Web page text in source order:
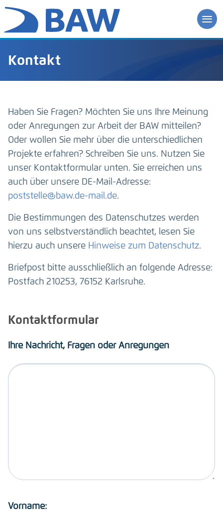
Kontakt
Haben Sie Fragen? Möchten Sie uns Ihre Meinung
oder Anregungen zur Arbeit der BAW mitteilen?
Oder wollen Sie mehr über die unterschiedlichen
Projekte erfahren? Schreiben Sie uns. Nutzen Sie
unser Kontaktformular unten. Sie erreichen uns
auch über unsere DE-Mail-Adresse:
poststelle@baw.de-mail.de.
Die Bestimmungen des Datenschutzes werden
von uns selbstverständlich beachtet, lesen Sie
hierzu auch unsere Hinweise zum Datenschutz.
Briefpost bitte ausschließlich an folgende Adresse:
Postfach 210253, 76152 Karlsruhe.
Kontaktformular
Ihre Nachricht, Fragen oder Anregungen
Vorname: